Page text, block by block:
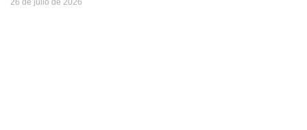
26 de julio de 2026